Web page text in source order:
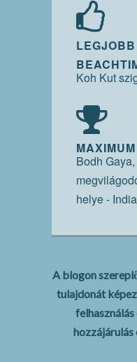
LEGJOBB
Koh Kut
Bodh
helye - India
A blogon
tulajdonát
hozzájárulás